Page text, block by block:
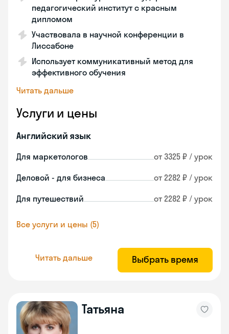
педагогический институт с красным
дипломом
Участвовала в научной конференции в
Лиссабоне
Использует коммуникативный метод для
эффективного обучения
Читать дальше
Услуги и цены
Английский язык
Для маркетологов от 3325 ₽ / урок
Деловой - для бизнеса от 2282 ₽ / урок
Для путешествий от 2282 ₽ / урок
Все услуги и цены (5)
Читать дальше Выбрать время
Татьяна